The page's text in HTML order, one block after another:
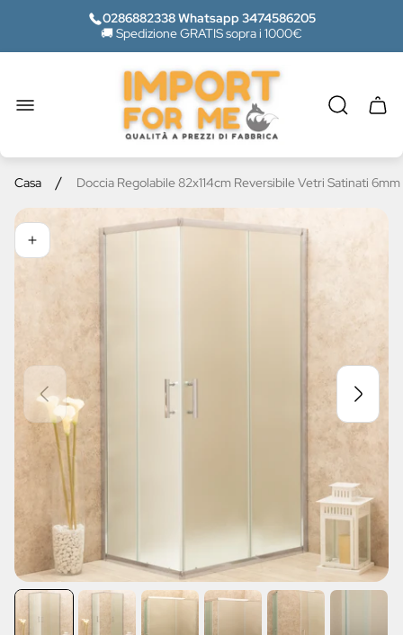
0286882338 Whatsapp 3474586205
🚚 Spedizione GRATIS sopra i 1000€
Logo
del
negozio"
Casa / Doccia Regolabile 82x114cm Reversibile Vetri Satinati